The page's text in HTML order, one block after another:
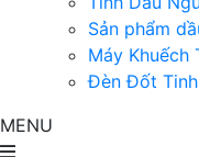
Sản phẩm
Máy Khuếch
Đèn Đốt
MENU